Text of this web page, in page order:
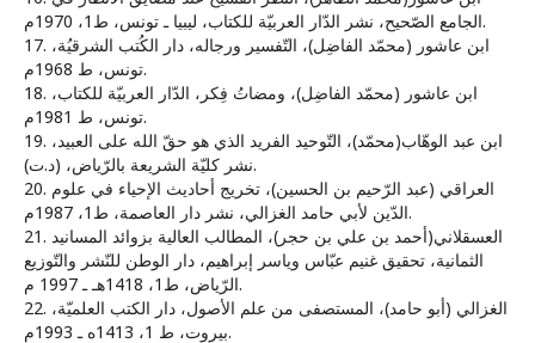
الجامع الصّحيح، نشر الدّار العربيّة للكتاب، ليبيا ـ تونس، ط1، 1970م.
17. ابن عاشور (محمّد الفاضِل)، التّفسير ورجاله، دار الكُتب الشرقيُة،
تونس، ط 1968م.
18. ابن عاشور (محمّد الفاضِل)، ومضاتُ فِكر، الدّار العربيّة للكتاب،
تونس، ط 1981م.
19. ابن عبد الوهّاب(محمّد)، التّوحيد الفريد الذي هو حقّ الله على العبيد،
نشر كليّة الشريعة بالرّياض، (د.ت).
20. العراقي (عبد الرّحيم بن الحسين)، تخريج أحاديث الإحياء في علوم
الدّين لأبي حامد الغزالي، نشر دار العاصمة، ط1، 1987م.
21. العسقلاني(أحمد بن علي بن حجر)، المطالب العالية بزوائد المسانيد
الثمانية، تحقيق غنيم عبّاس وياسر إبراهيم، دار الوطن للنّشر والتّوزيع
الرّياض، ط1، 1418هـ ـ 1997 م.
22. الغزالي (أبو حامد)، المستصفى من علم الأصول، دار الكتب العلميّة،
بيروت، ط 1، 1413ه ـ 1993م.